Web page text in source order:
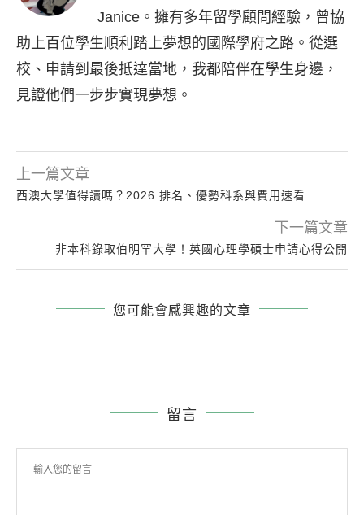
Janice。擁有多年留學顧問經驗，曾協
助上百位學生順利踏上夢想的國際學府之路。從選
校、申請到最後抵達當地，我都陪伴在學生身邊，
見證他們一步步實現夢想。
上一篇文章
西澳大學值得讀嗎？2026 排名、優勢科系與費用速看
下一篇文章
非本科錄取伯明罕大學！英國心理學碩士申請心得公開
您可能會感興趣的文章
留言